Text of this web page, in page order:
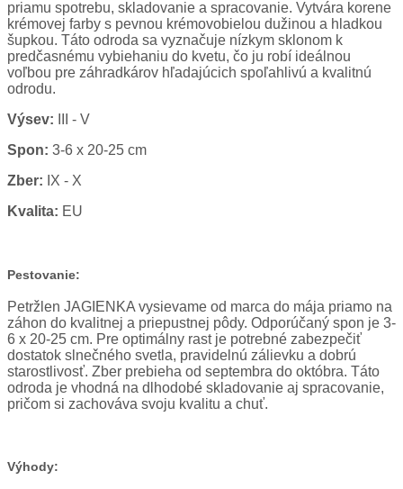
priamu spotrebu, skladovanie a spracovanie. Vytvára korene
krémovej farby s pevnou krémovobielou dužinou a hladkou
šupkou. Táto odroda sa vyznačuje nízkym sklonom k
predčasnému vybiehaniu do kvetu, čo ju robí ideálnou
voľbou pre záhradkárov hľadajúcich spoľahlivú a kvalitnú
odrodu.
Výsev: III - V
Spon: 3-6 x 20-25 cm
Zber: IX - X
Kvalita: EU
Pestovanie:
Petržlen JAGIENKA vysievame od marca do mája priamo na
záhon do kvalitnej a priepustnej pôdy. Odporúčaný spon je 3-
6 x 20-25 cm. Pre optimálny rast je potrebné zabezpečiť
dostatok slnečného svetla, pravidelnú zálievku a dobrú
starostlivosť. Zber prebieha od septembra do októbra. Táto
odroda je vhodná na dlhodobé skladovanie aj spracovanie,
pričom si zachováva svoju kvalitu a chuť.
Výhody: